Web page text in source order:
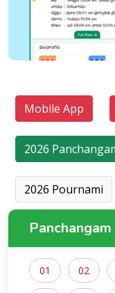
Mobile App
2026
2026 Pournami
01 02